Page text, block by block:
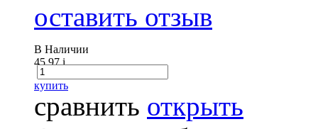
оставить отзыв
В Наличии
45.97i
купить
сравнить открыть